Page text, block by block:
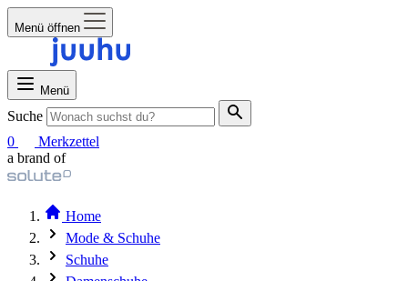
Menü öffnen
Menü
Suche
0
Merkzettel
a brand of
Home
Mode & Schuhe
Schuhe